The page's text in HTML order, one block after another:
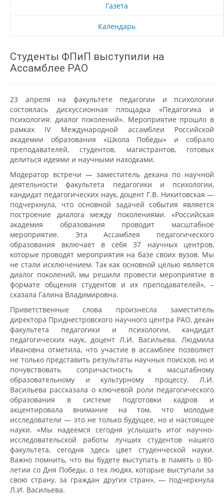
Газета
Календарь
Студенты ФПиП выступили на
Ассамблее РАО
23 апреля на факультете педагогии и психологии
состоялась дискуссионная площадка «Педагогика и
психология: диалог поколений». Мероприятие прошло в
рамках IV Международной ассамблеи Российской
академии образования «Школа Победы» и собрало
преподавателей, студентов, магистрантов, готовых
делиться идеями и научными находками.
Модератор встречи — заместитель декана по научной
деятельности факультета педагогики и психологии,
кандидат педагогических наук, доцент Г.В. Никитовская —
подчеркнула, что основной задачей события является
построение диалога между поколениями. «Российская
академия образования проводит масштабное
мероприятие. Эта Ассамблея педагогического
образования включает в себя 37 научных центров,
которые проводят мероприятия на базе своих вузов. Мы
не стали исключением. Так как основной целью является
диалог поколений, мы решили провести мероприятие в
формате общения студентов и их преподавателей», –
сказала Галина Владимировна.
Приветственные слова произнесла заместитель
директора Приднестровского научного центра РАО, декан
факультета педагогики и психологии, кандидат
педагогических наук, доцент Л.И. Васильева. Людмила
Ивановна отметила, что участие в ассамблее позволяет
не только представить результаты научных поисков, но и
почувствовать сопричастность к масштабному
образовательному и культурному процессу. Л.И.
Васильева рассказала о ключевой роли педагогического
образования в системе подготовки кадров и
акцентировала внимание на том, что молодые
исследователи — это не только будущее, но и настоящее
науки. «Мы надеемся сегодня услышать итог научно-
исследовательской работы лучших студентов нашего
факультета, сегодня здесь цвет студенческой науки.
Важно помнить, что вы будете выступать в память о 80-
летии со Дня Победы, о тех людях, которые выступали за
свою страну, за граждан других стран», — подчеркнула
Л.И. Васильева.